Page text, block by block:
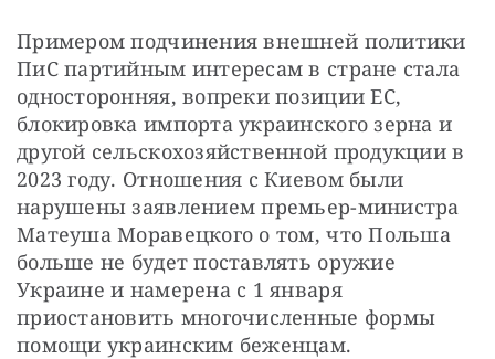
Примером подчинения внешней политики
ПиС партийным интересам в стране стала
односторонняя, вопреки позиции ЕС,
блокировка импорта украинского зерна и
другой сельскохозяйственной продукции в
2023 году. Отношения с Киевом были
нарушены заявлением премьер-министра
Матеуша Моравецкого о том, что Польша
больше не будет поставлять оружие
Украине и намерена с 1 января
приостановить многочисленные формы
помощи украинским беженцам.